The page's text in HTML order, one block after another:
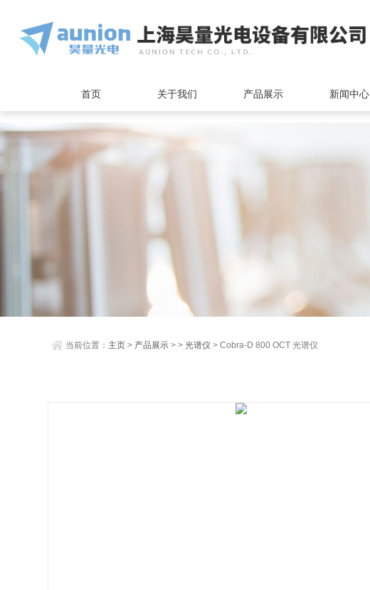
首页 关于我们 产品展示 新闻中心
当前位置： 主页 > 产品展示 > >光谱仪 > Cobra-D 800 OCT 光谱仪